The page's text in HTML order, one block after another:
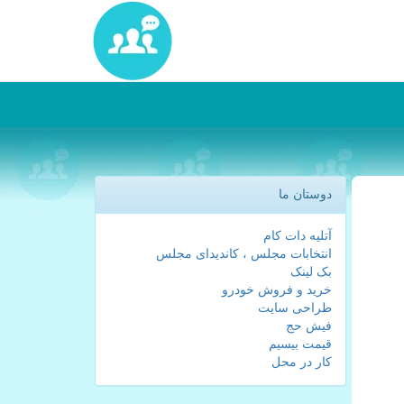
دوستان ما
آتلیه دات کام
انتخابات مجلس ، کاندیدای مجلس
بک لینک
خرید و فروش خودرو
طراحی سایت
فیش حج
قیمت بیسیم
کار در محل